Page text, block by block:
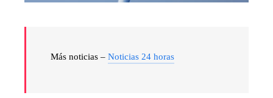
Más noticias – Noticias 24 horas